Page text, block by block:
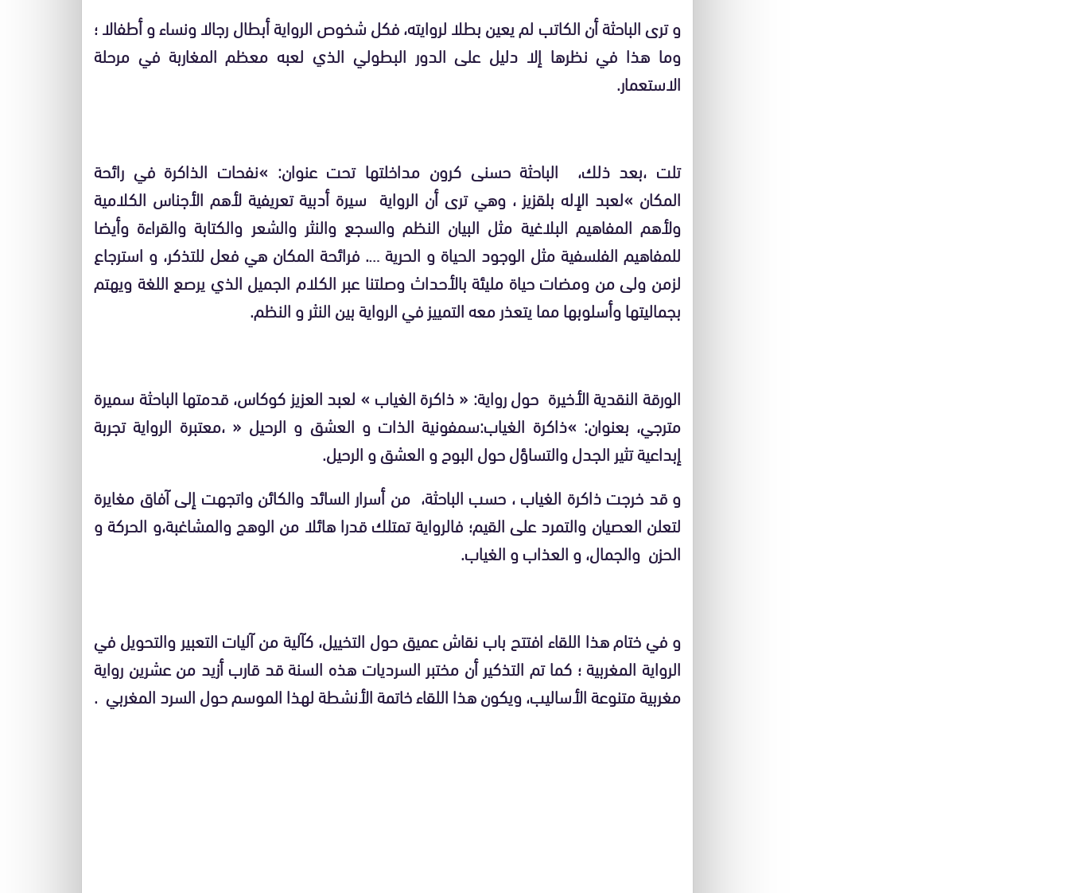
و ترى الباحثة أن الكاتب لم يعين بطلا لروايته، فكل شخوص الرواية أبطال رجالا ونساء و أطفالا ؛
وما هذا في نظرها إلا دليل على الدور البطولي الذي لعبه معظم المغاربة في مرحلة
الاستعمار.
تلت ،بعد ذلك، الباحثة حسنى كرون مداخلتها تحت عنوان: »نفحات الذاكرة في رائحة
المكان »لعبد الإله بلقزيز ، وهي ترى أن الرواية سيرة أدبية تعريفية لأهم الأجناس الكلامية
ولأهم المفاهيم البلاغية مثل البيان النظم والسجع والنثر والشعر والكتابة والقراءة وأيضا
للمفاهيم الفلسفية مثل الوجود الحياة و الحرية …. فرائحة المكان هي فعل للتذكر، و استرجاع
لزمن ولى من ومضات حياة مليئة بالأحداث وصلتنا عبر الكلام الجميل الذي يرصع اللغة ويهتم
بجماليتها وأسلوبها مما يتعذر معه التمييز في الرواية بين النثر و النظم.
الورقة النقدية الأخيرة حول رواية: « ذاكرة الغياب » لعبد العزيز كوكاس، قدمتها الباحثة سميرة
مترجي، بعنوان: »ذاكرة الغياب:سمفونية الذات و العشق و الرحيل « ،معتبرة الرواية تجربة
إبداعية تثير الجدل والتساؤل حول البوح و العشق و الرحيل.
و قد خرجت ذاكرة الغياب ، حسب الباحثة، من أسرار السائد والكائن واتجهت إلى آفاق مغايرة
لتعلن العصيان والتمرد على القيم؛ فالرواية تمتلك قدرا هائلا من الوهج والمشاغبة،و الحركة و
الحزن والجمال، و العذاب و الغياب.
و في ختام هذا اللقاء افتتح باب نقاش عميق حول التخييل، كآلية من آليات التعبير والتحويل في
الرواية المغربية ؛ كما تم التذكير أن مختبر السرديات هذه السنة قد قارب أزيد من عشرين رواية
مغربية متنوعة الأساليب، ويكون هذا اللقاء خاتمة الأنشطة لهذا الموسم حول السرد المغربي .